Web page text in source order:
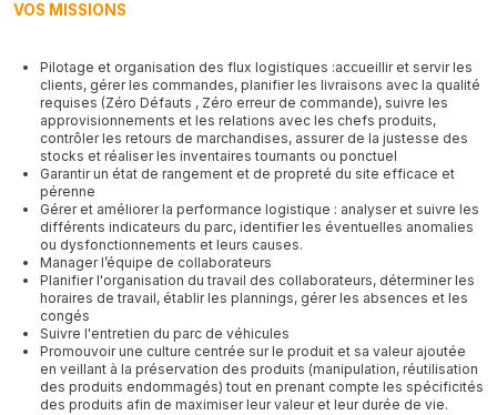
VOS MISSIONS
Pilotage et organisation des flux logistiques :accueillir et servir les
clients, gérer les commandes, planifier les livraisons avec la qualité
requises (Zéro Défauts , Zéro erreur de commande), suivre les
approvisionnements et les relations avec les chefs produits,
contrôler les retours de marchandises, assurer de la justesse des
stocks et réaliser les inventaires tournants ou ponctuel
Garantir un état de rangement et de propreté du site efficace et
pérenne
Gérer et améliorer la performance logistique : analyser et suivre les
différents indicateurs du parc, identifier les éventuelles anomalies
ou dysfonctionnements et leurs causes.
Manager l’équipe de collaborateurs
Planifier l'organisation du travail des collaborateurs, déterminer les
horaires de travail, établir les plannings, gérer les absences et les
congés
Suivre l'entretien du parc de véhicules
Promouvoir une culture centrée sur le produit et sa valeur ajoutée
en veillant à la préservation des produits (manipulation, réutilisation
des produits endommagés) tout en prenant compte les spécificités
des produits afin de maximiser leur valeur et leur durée de vie.